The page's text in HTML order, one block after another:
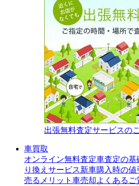
出張無料査定サービスの
車買取
オンライン無料査定車査定の基
り換えサービス新車購入時の値
売るメリット 車売却よくあるご